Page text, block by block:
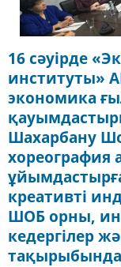
16 сәуірде
институты»
экономика
Шахарбану
хореография
креативті
ШОБ орны,
кедергілер
тақырыбында